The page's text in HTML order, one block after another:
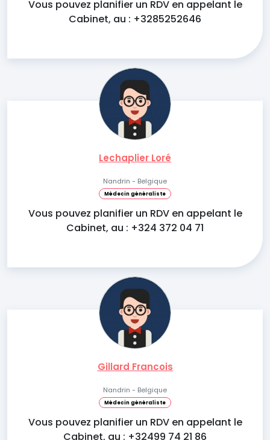
Vous pouvez planifier un RDV en appelant le
Cabinet, au : +3285252646
Lechaplier Loré
Nandrin - Belgique
Médecin généraliste
Vous pouvez planifier un RDV en appelant le
Cabinet, au : +324 372 04 71
Gillard Francois
Nandrin - Belgique
Médecin généraliste
Vous pouvez planifier un RDV en appelant le
Cabinet, au : +32499 74 21 86